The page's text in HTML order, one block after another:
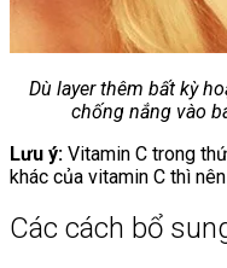
Dù layer thêm bất kỳ
chống nắng vào
Lưu ý: Vitamin C trong
khác của vitamin C thì
Các cách bổ